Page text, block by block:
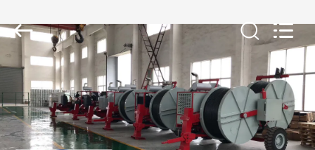
ACCUEIL
PRODUITS
industry
limited.
Reserved.